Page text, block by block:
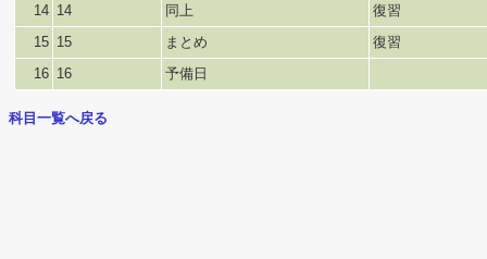
14 14 同上
復習
15 15 まとめ
復習
16 16 予備日
科目一覧へ戻る